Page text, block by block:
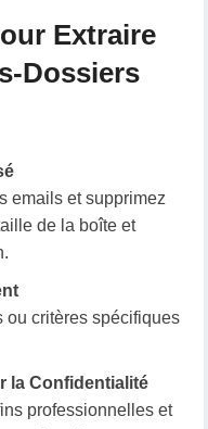
Extraire
Dossiers
emails et supprimez
de la boîte et
ou critères spécifiques
la Confidentialité
professionnelles et